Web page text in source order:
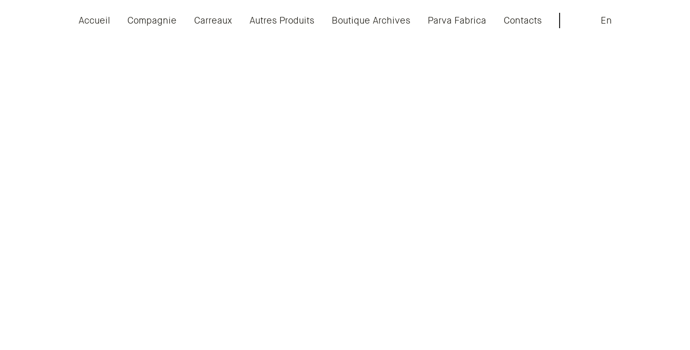
Accueil Compagnie Carreaux Autres Produits Boutique Archives Parva Fabrica Contacts En